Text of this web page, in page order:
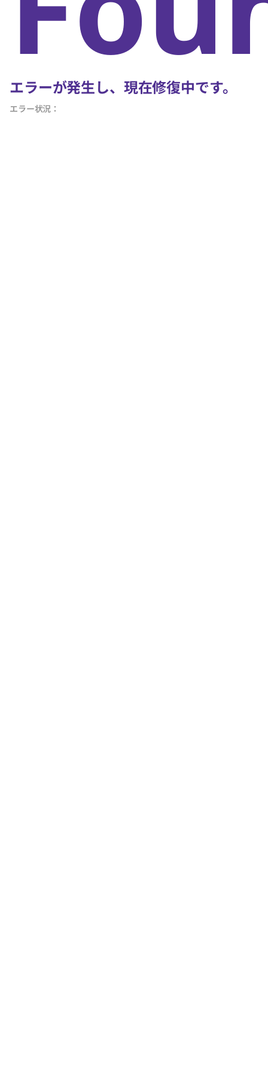
エラーが発生し、現在修復中です。
エラー状況：